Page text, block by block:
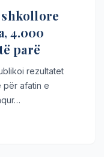
shkollore
4.000
parë
rezultatet
për afatin e